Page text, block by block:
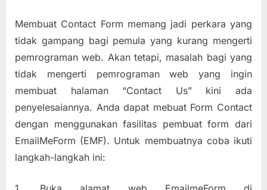
Membuat Contact Form memang jadi perkara yang
tidak gampang bagi pemula yang kurang mengerti
pemrograman web. Akan tetapi, masalah bagi yang
tidak mengerti pemrograman web yang ingin
membuat halaman “Contact Us” kini ada
penyelesaiannya. Anda dapat mebuat Form Contact
dengan menggunakan fasilitas pembuat form dari
EmailMeForm (EMF). Untuk membuatnya coba ikuti
langkah-langkah ini: